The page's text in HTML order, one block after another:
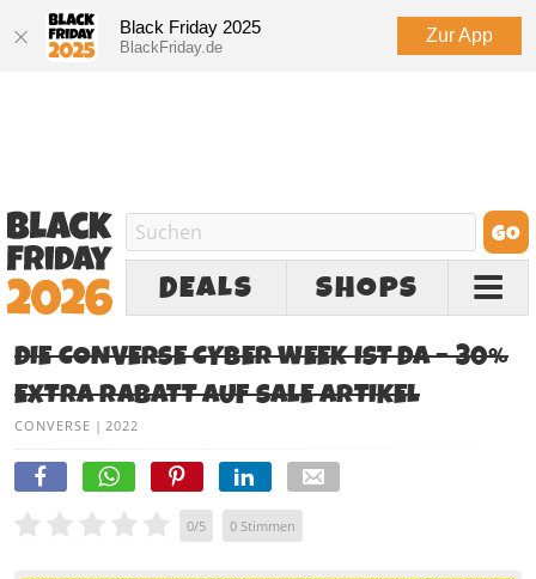
Black Friday 2025
BlackFriday.de
Zur App
DEALS SHOPS
DIE CONVERSE CYBER WEEK IST DA – 30%
EXTRA RABATT AUF SALE ARTIKEL
CONVERSE | 2022
0/5 0 Stimmen